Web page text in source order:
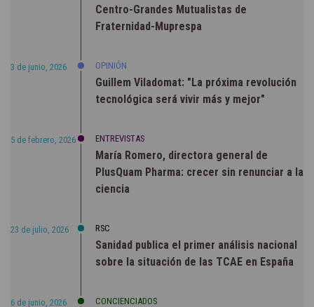
Centro-Grandes Mutualistas de
Fraternidad-Muprespa
3 de junio, 2026 OPINIÓN
Guillem Viladomat: "La próxima revolución
tecnológica será vivir más y mejor"
5 de febrero, 2026 ENTREVISTAS
María Romero, directora general de
PlusQuam Pharma: crecer sin renunciar a la
ciencia
23 de julio, 2026 RSC
Sanidad publica el primer análisis nacional
sobre la situación de las TCAE en España
6 de junio, 2026 CONCIENCIADOS